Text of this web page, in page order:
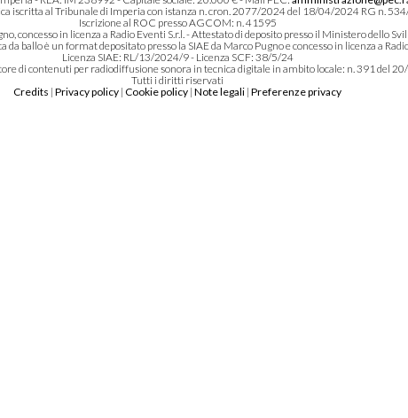
iscritta al Tribunale di Imperia con istanza n. cron. 2077/2024 del 18/04/2024 RG n.
Iscrizione al ROC presso AGCOM: n. 41595
concesso in licenza a Radio Eventi S.r.l. - Attestato di deposito presso il Ministero dello
da ballo è un format depositato presso la SIAE da Marco Pugno e concesso in licenza a
Licenza SIAE: RL/13/2024/9 - Licenza SCF: 38/5/24
di contenuti per radiodiffusione sonora in tecnica digitale in ambito locale: n. 391 del
Tutti i diritti riservati
Credits | Privacy policy | Cookie policy | Note legali | Preferenze privacy